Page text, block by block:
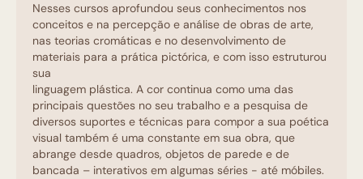
Nesses cursos aprofundou seus conhecimentos nos
conceitos e na percepção e análise de obras de arte,
nas teorias cromáticas e no desenvolvimento de
materiais para a prática pictórica, e com isso estruturou
sua
linguagem plástica. A cor continua como uma das
principais questões no seu trabalho e a pesquisa de
diversos suportes e técnicas para compor a sua poética
visual também é uma constante em sua obra, que
abrange desde quadros, objetos de parede e de
bancada – interativos em algumas séries - até móbiles.